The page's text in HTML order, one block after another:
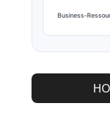
Business-